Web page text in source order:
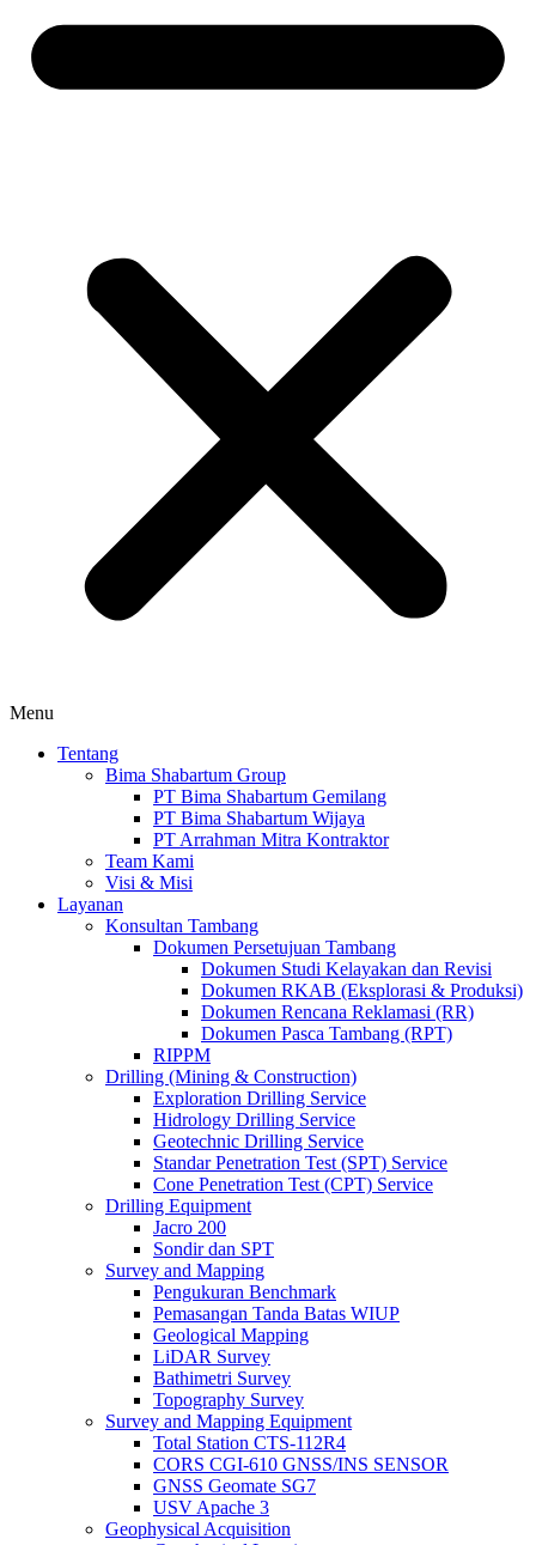
Menu
Tentang
Bima Shabartum Group
PT Bima Shabartum Gemilang
PT Bima Shabartum Wijaya
PT Arrahman Mitra Kontraktor
Team Kami
Visi & Misi
Layanan
Konsultan Tambang
Dokumen Persetujuan Tambang
Dokumen Studi Kelayakan dan Revisi
Dokumen RKAB (Eksplorasi & Produksi)
Dokumen Rencana Reklamasi (RR)
Dokumen Pasca Tambang (RPT)
RIPPM
Drilling (Mining & Construction)
Exploration Drilling Service
Hidrology Drilling Service
Geotechnic Drilling Service
Standar Penetration Test (SPT) Service
Cone Penetration Test (CPT) Service
Drilling Equipment
Jacro 200
Sondir dan SPT
Survey and Mapping
Pengukuran Benchmark
Pemasangan Tanda Batas WIUP
Geological Mapping
LiDAR Survey
Bathimetri Survey
Topography Survey
Survey and Mapping Equipment
Total Station CTS-112R4
CORS CGI-610 GNSS/INS SENSOR
GNSS Geomate SG7
USV Apache 3
Geophysical Acquisition